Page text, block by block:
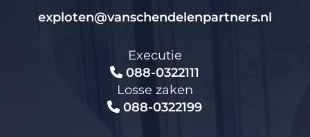
exploten@vanschendelenpartners.nl
Executie
088-0322111
Losse zaken
088-0322199